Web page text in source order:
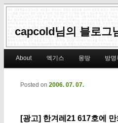
capcold님의 블로그
Skip to primary content
Skip to secondary content
About 엑기스 몽땅 방명
[광고] 한겨레21 617호에
Posted on 2006. 07. 07.